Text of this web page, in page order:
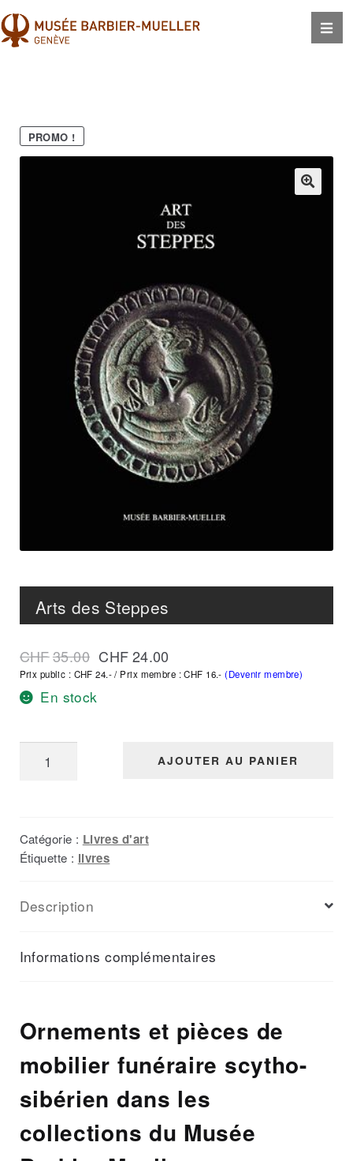
PROMO !
Arts des Steppes
CHF35.00 CHF24.00
Prix public : CHF 24.- / Prix membre : CHF 16.-(Devenir membre)
En stock
Steppes
AJOUTER AU PANIER
Catégorie : Livres d'art
Étiquette : livres
Description
Informations complémentaires
Ornements et pièces de
mobilier funéraire scytho-
sibérien dans les
collections du Musée